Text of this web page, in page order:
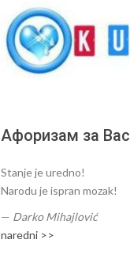
Афоризам за Вас
Stanje je uredno!
Narodu je ispran mozak!
— Darko Mihajlović
naredni >>